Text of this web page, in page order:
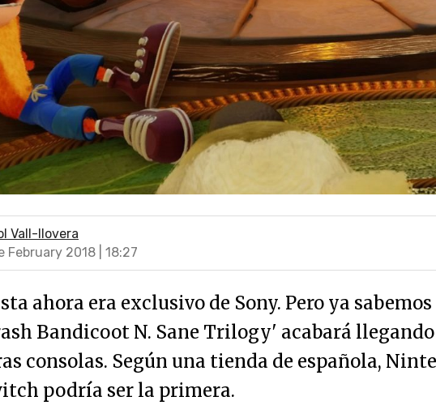
Vall-llovera
February 2018 | 18:27
ahora era exclusivo de Sony. Pero ya sabemos
Bandicoot N. Sane Trilogy' acabará llegando
consolas. Según una tienda de española,
podría ser la primera.